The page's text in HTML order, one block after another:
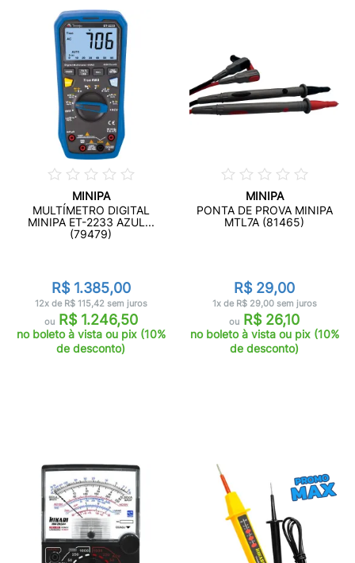
MINIPA
MULTÍMETRO DIGITAL
MINIPA ET-2233 AZUL...
(79479)
R$ 1.385,00
12x de R$ 115,42 sem juros
ouR$ 1.246,50
no boleto à vista ou pix (10%
de desconto)
MINIPA
PONTA DE PROVA MINIPA
MTL7A (81465)
R$ 29,00
1x de R$ 29,00 sem juros
ou R$ 26,10
no boleto à vista ou pix (10%
de desconto)